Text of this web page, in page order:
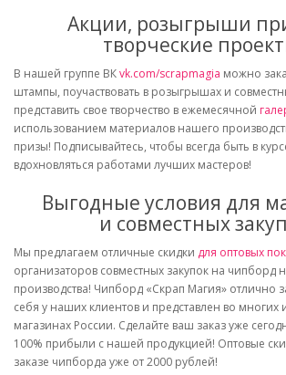
Акции, розыгрыши
творческие
В нашей группе ВКvk.com/scrapmagia можно
штампы, поучаствовать в розыгрышах и
представить свое творчество в ежемесячной
использованием материалов нашего
призы! Подписывайтесь, чтобы всегда быть в
вдохновляться работами лучших мастеров!
Выгодные условия для
и совместных
Мы предлагаем отличные скидки для оптовых
организаторов совместных закупок на чипборд
производства! Чипборд «Скрап Магия» отлично
себя у наших клиентов и представлен во многих
магазинах России. Сделайте ваш заказ уже
100% прибыли с нашей продукцией! Оптовые
заказе чипборда уже от 2000 рублей!